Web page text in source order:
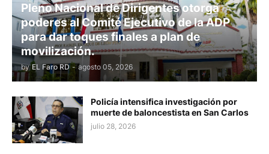
Pleno Nacional de Dirigentes otorga
poderes al Comité Ejecutivo de la ADP
para dar toques finales a plan de
movilización.
by EL Faro RD - agosto 05, 2026
Policía intensifica investigación por
muerte de baloncestista en San Carlos
julio 28, 2026